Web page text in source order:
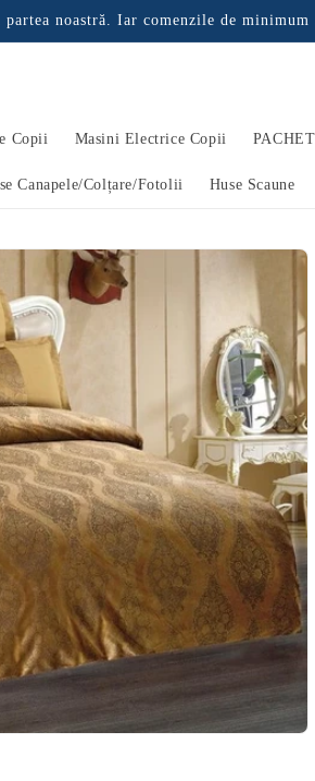
noastră. Iar comenzile de
Copii Masini Electrice Copii
Canapele/Colțare/Fotolii Huse Scaune